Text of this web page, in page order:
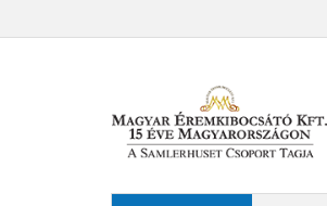
az
Éremkibocsátó
Kft.